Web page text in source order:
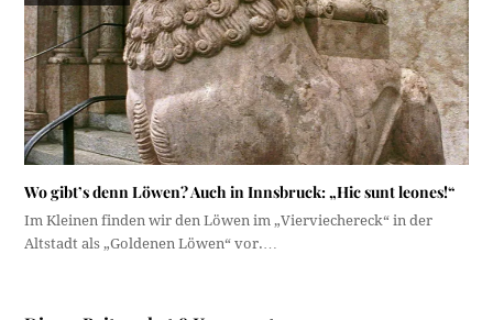
Wo gibt’s denn Löwen? Auch in Innsbruck: „Hic sunt leones!“
Im Kleinen finden wir den Löwen im „Vierviechereck“ in der
Altstadt als „Goldenen Löwen“ vor.…